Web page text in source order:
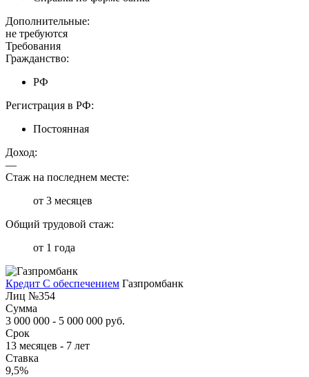
Дополнительные:
не требуются
Требования
Гражданство:
РФ
Регистрация в РФ:
Постоянная
Доход:
—
Стаж на последнем месте:
от 3 месяцев
Общий трудовой стаж:
от 1 года
Кредит С обеспечением Газпромбанк
Лиц №354
Сумма
3 000 000 - 5 000 000 руб.
Срок
13 месяцев - 7 лет
Ставка
9,5%